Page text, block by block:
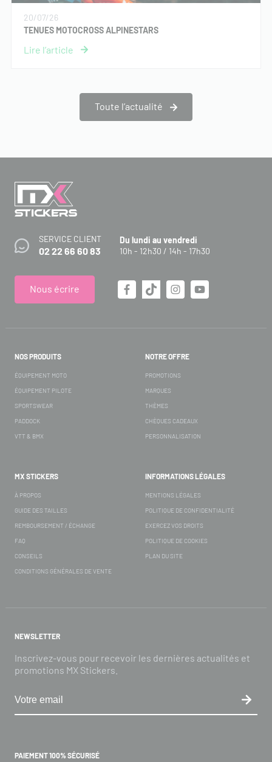
20/07/26
TENUES MOTOCROSS ALPINESTARS
Toute l’actualité
SERVICE CLIENT
02 22 66 60 83
Du lundi au vendredi
10h - 12h30 / 14h - 17h30
Nous écrire
NOS PRODUITS
ÉQUIPEMENT MOTO
ÉQUIPEMENT PILOTE
SPORTSWEAR
PADDOCK
VTT & BMX
NOTRE OFFRE
PROMOTIONS
MARQUES
THÈMES
CHÈQUES CADEAUX
PERSONNALISATION
MX STICKERS
À PROPOS
GUIDE DES TAILLES
REMBOURSEMENT / ÉCHANGE
FAQ
CONSEILS
CONDITIONS GÉNÉRALES DE VENTE
INFORMATIONS LÉGALES
MENTIONS LÉGALES
POLITIQUE DE CONFIDENTIALITÉ
EXERCEZ VOS DROITS
POLITIQUE DE COOKIES
PLAN DU SITE
NEWSLETTER
Inscrivez-vous pour recevoir les dernières actualités et
promotions MX Stickers.
PAIEMENT 100% SÉCURISÉ